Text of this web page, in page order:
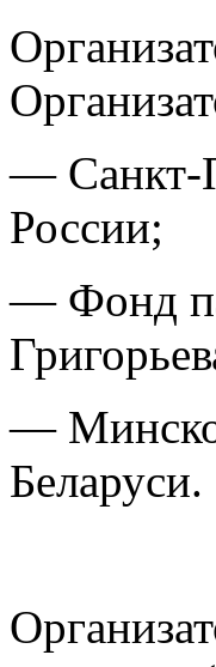
— Санкт-
России;
— Фонд
—
Беларуси.